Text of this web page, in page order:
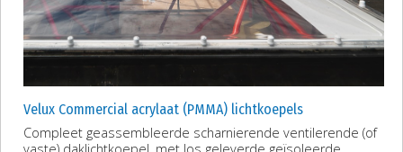
Velux Commercial acrylaat (PMMA) lichtkoepels
Compleet geassembleerde scharnierende ventilerende (of